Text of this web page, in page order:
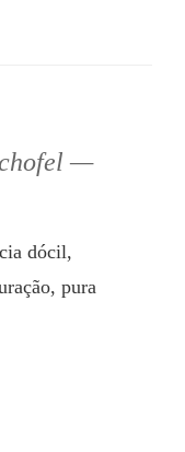
dócil,
pura